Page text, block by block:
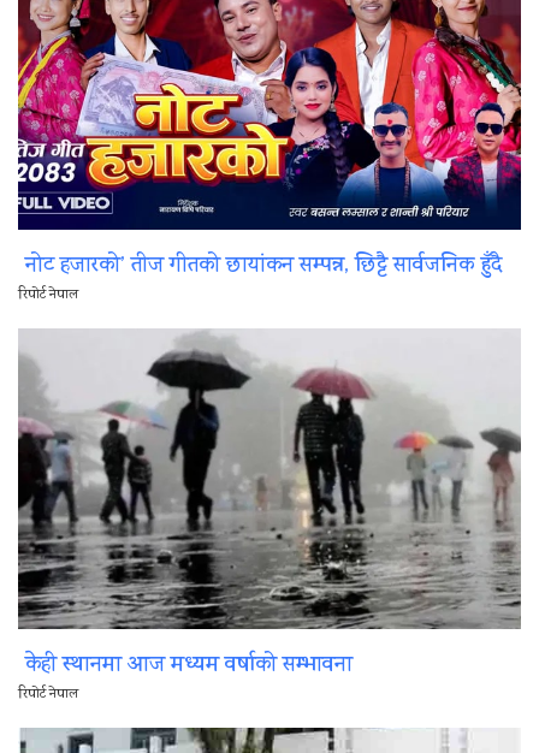
नोट हजारको’ तीज गीतको छायांकन सम्पन्न, छिट्टै सार्वजनिक हुँदै
रिपोर्ट नेपाल
केही स्थानमा आज मध्यम वर्षाको सम्भावना
रिपोर्ट नेपाल